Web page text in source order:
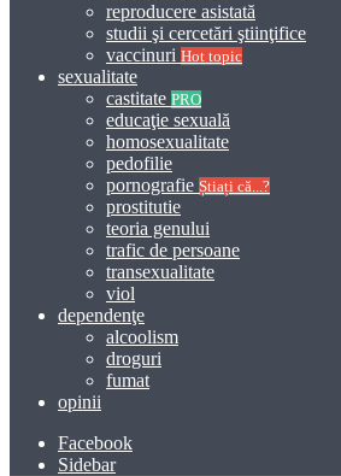
reproducere asistată
studii şi cercetări ştiinţifice
vaccinuri Hot topic
sexualitate
castitate PRO
educaţie sexuală
homosexualitate
pedofilie
pornografie Știați că...?
prostitutie
teoria genului
trafic de persoane
transexualitate
viol
dependenţe
alcoolism
droguri
fumat
opinii
Facebook
Sidebar